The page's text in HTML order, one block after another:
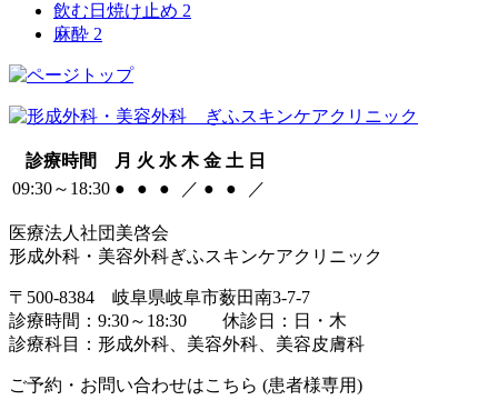
飲む日焼け止め 2
麻酔 2
診療時間 月 火 水 木 金 土 日
09:30～18:30 ● ● ● ／ ● ● ／
医療法人社団美啓会
形成外科・美容外科ぎふスキンケアクリニック
〒500-8384 岐阜県岐阜市薮田南3-7-7
診療時間：9:30～18:30 休診日：日・木
診療科目：形成外科、美容外科、美容皮膚科
ご予約・お問い合わせはこちら (患者様専用)